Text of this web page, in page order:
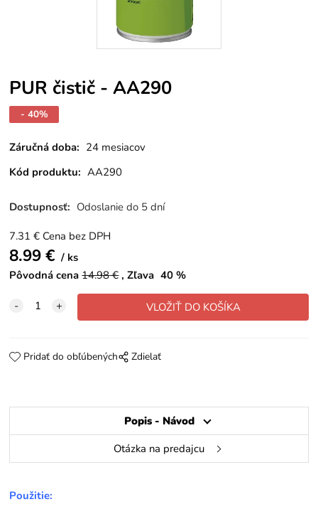
PUR čistič - AA290
- 40%
Záručná doba: 24 mesiacov
Kód produktu: AA290
Dostupnosť: Odoslanie do 5 dní
7.31 € Cena bez DPH
8.99€
ks
Pôvodná cena 14.98€ Zľava 40 %
Pridať do obľúbených Zdielať
Popis - Návod
Otázka na predajcu
Použitie: